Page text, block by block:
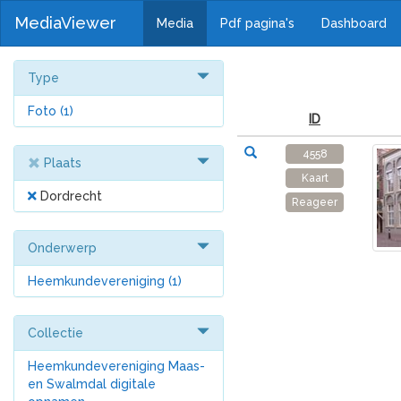
MediaViewer Media Pdf pagina's Dashboard
Type
Foto (1)
Plaats
Dordrecht
Onderwerp
Heemkundevereniging (1)
Collectie
Heemkundevereniging Maas-
en Swalmdal digitale
ID
4558
Kaart
Reageer